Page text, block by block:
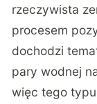
rzeczywista
procesem
dochodzi
pary wodnej
więc tego